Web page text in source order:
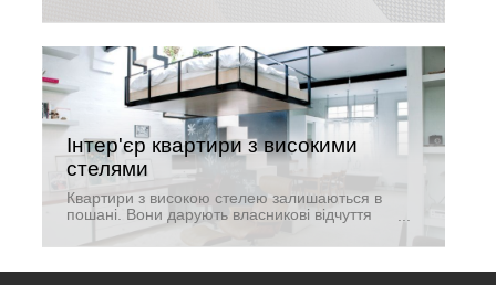
занадто активного сонця, перегрівання
Інтер'єр квартири з високими
стелями
Квартири з високою стелею залишаються в
пошані. Вони дарують власникові відчуття
свободи, легкості. Високі стелі, це ще і
можливість з декорування простору.